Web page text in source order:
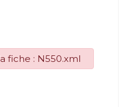
fiche : N550.xml